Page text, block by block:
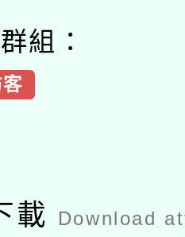
組：
載 Download